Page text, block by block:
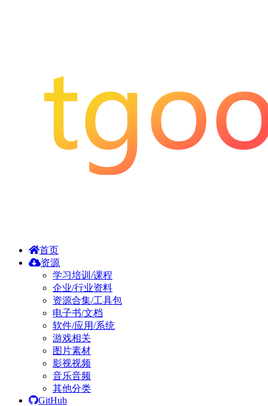
首页
资源
学习培训/课程
企业/行业资料
资源合集/工具包
电子书/文档
软件/应用/系统
游戏相关
图片素材
影视视频
音乐音频
其他分类
GitHub